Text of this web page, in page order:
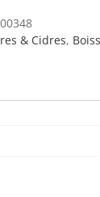
& Cidres,